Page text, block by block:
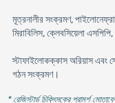
মূত্রনালীর সংক্রমণ,
মিরাবিলিস, ক্লেবসিয়েলা
স্টাফাইলোকক্কাস অরিয়াস এবং
গঠন সংক্রমণ।
* রেজিস্টার্ড চিকিৎসকের পরামর্শ